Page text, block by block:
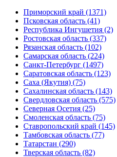
Приморский край (1371)
Псковская область (41)
Республика Ингушетия (2)
Ростовская область (337)
Рязанская область (102)
Самарская область (224)
Санкт-Петербург (1497)
Саратовская область (123)
Саха (Якутия) (75)
Сахалинская область (143)
Свердловская область (575)
Северная Осетия (25)
Смоленская область (75)
Ставропольский край (145)
Тамбовская область (77)
Татарстан (290)
Тверская область (82)